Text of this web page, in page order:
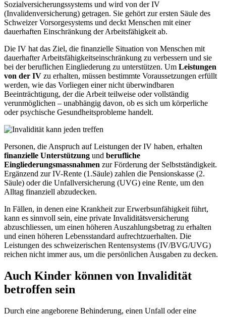
Sozialversicherungssystems und wird von der IV
(Invalidenversicherung) getragen. Sie gehört zur ersten Säule des
Schweizer Vorsorgesystems und deckt Menschen mit einer
dauerhaften Einschränkung der Arbeitsfähigkeit ab.
Die IV hat das Ziel, die finanzielle Situation von Menschen mit
dauerhafter Arbeitsfähigkeitseinschränkung zu verbessern und sie
bei der beruflichen Eingliederung zu unterstützen. Um Leistungen
von der IV zu erhalten, müssen bestimmte Voraussetzungen erfüllt
werden, wie das Vorliegen einer nicht überwindbaren
Beeinträchtigung, der die Arbeit teilweise oder vollständig
verunmöglichen – unabhängig davon, ob es sich um körperliche
oder psychische Gesundheitsprobleme handelt.
Personen, die Anspruch auf Leistungen der IV haben, erhalten
finanzielle Unterstützung und berufliche
Eingliederungsmassnahmen zur Förderung der Selbstständigkeit.
Ergänzend zur IV-Rente (1.Säule) zahlen die Pensionskasse (2.
Säule) oder die Unfallversicherung (UVG) eine Rente, um den
Alltag finanziell abzudecken.
In Fällen, in denen eine Krankheit zur Erwerbsunfähigkeit führt,
kann es sinnvoll sein, eine private Invaliditätsversicherung
abzuschliessen, um einen höheren Auszahlungsbetrag zu erhalten
und einen höheren Lebensstandard aufrechtzuerhalten. Die
Leistungen des schweizerischen Rentensystems (IV/BVG/UVG)
reichen nicht immer aus, um die persönlichen Ausgaben zu decken.
Auch Kinder können von Invalidität
betroffen sein
Durch eine angeborene Behinderung, einen Unfall oder eine